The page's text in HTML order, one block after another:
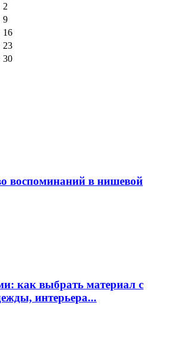
2
9
16
23
30
воспоминаний в нишевой
как выбрать материал с
интерьера...